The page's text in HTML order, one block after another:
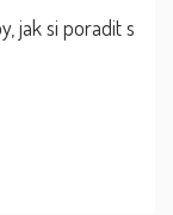
jak si poradit s